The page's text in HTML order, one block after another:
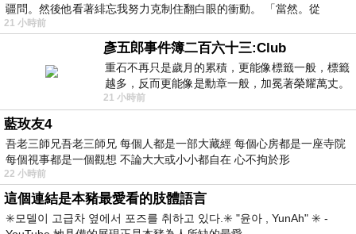
疆問。然後他看著緋忘我努力克制住翻白眼的衝動。 「當然。從
21 小時前
彥五郎事件簿二百六十三:Club
重石不再只是歲月的累積，更能像標籤一般，標籤
越多，反而更能像是勳章一般，加冕著榮耀萬丈。
習慣一如縱容，成了再難輕輕放下的罪證
21 小時前
藍玫友4
吾老三師兄吾老三師兄 每個人都是一部大藏經 每個心房都是一座寺院
每個視事都是一個觀想 不論大大或小小都自在 心不拘於形
22 小時前
這個連結是本豬最愛看的肢體語言
✳️모델이 고급차 옆에서 포즈를 취하고 있다.✳️ "윤아 , YunAh" ✳️ -